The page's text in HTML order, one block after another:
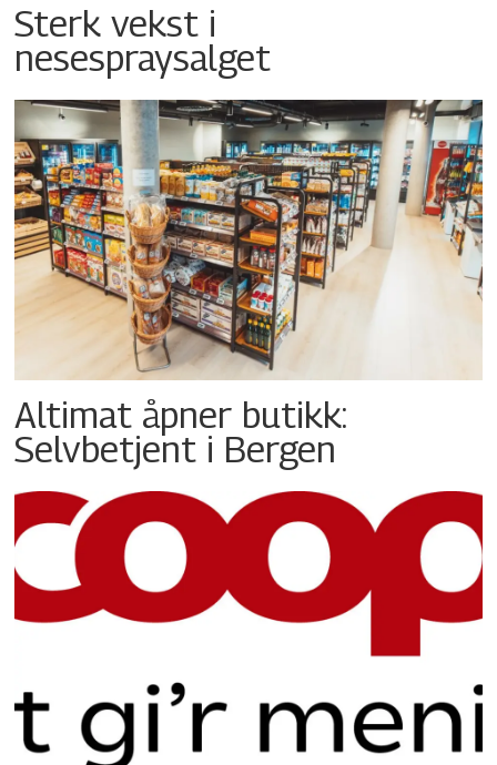
Sterk vekst i
nesespraysalget
Altimat åpner butikk:
Selvbetjent i Bergen